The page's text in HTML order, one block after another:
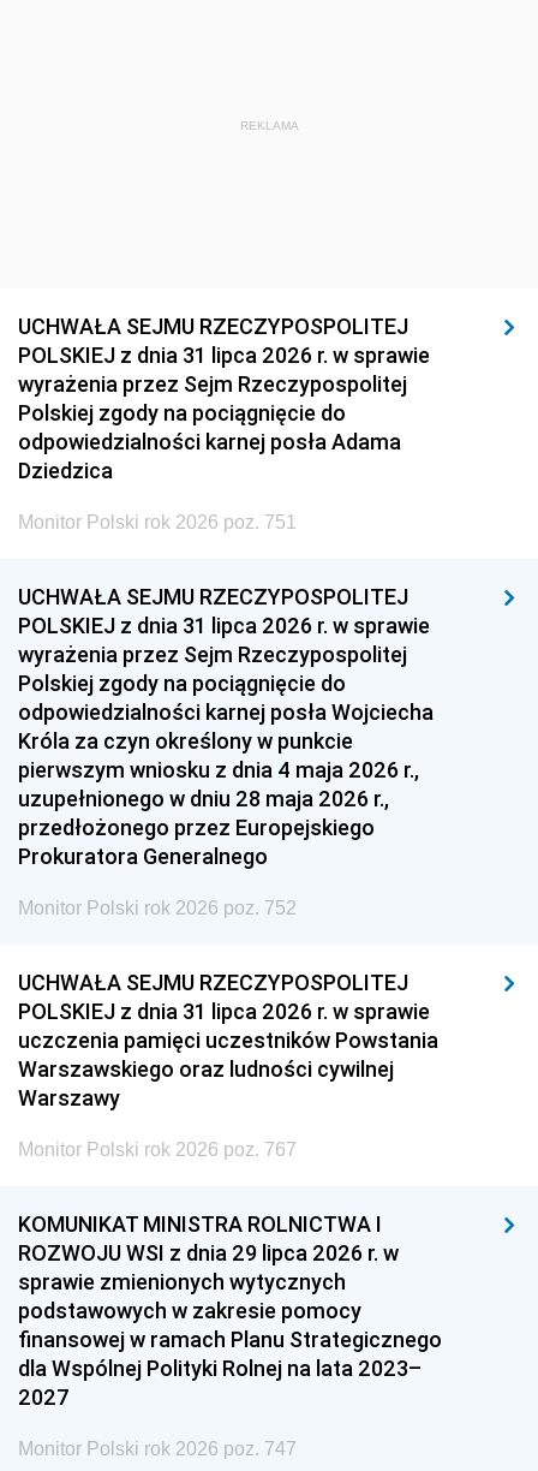
REKLAMA
UCHWAŁA SEJMU RZECZYPOSPOLITEJ
POLSKIEJ z dnia 31 lipca 2026 r. w sprawie
wyrażenia przez Sejm Rzeczypospolitej
Polskiej zgody na pociągnięcie do
odpowiedzialności karnej posła Adama
Dziedzica
Monitor Polski rok 2026 poz. 751
UCHWAŁA SEJMU RZECZYPOSPOLITEJ
POLSKIEJ z dnia 31 lipca 2026 r. w sprawie
wyrażenia przez Sejm Rzeczypospolitej
Polskiej zgody na pociągnięcie do
odpowiedzialności karnej posła Wojciecha
Króla za czyn określony w punkcie
pierwszym wniosku z dnia 4 maja 2026 r.,
uzupełnionego w dniu 28 maja 2026 r.,
przedłożonego przez Europejskiego
Prokuratora Generalnego
Monitor Polski rok 2026 poz. 752
UCHWAŁA SEJMU RZECZYPOSPOLITEJ
POLSKIEJ z dnia 31 lipca 2026 r. w sprawie
uczczenia pamięci uczestników Powstania
Warszawskiego oraz ludności cywilnej
Warszawy
Monitor Polski rok 2026 poz. 767
KOMUNIKAT MINISTRA ROLNICTWA I
ROZWOJU WSI z dnia 29 lipca 2026 r. w
sprawie zmienionych wytycznych
podstawowych w zakresie pomocy
finansowej w ramach Planu Strategicznego
dla Wspólnej Polityki Rolnej na lata 2023–
2027
Monitor Polski rok 2026 poz. 747